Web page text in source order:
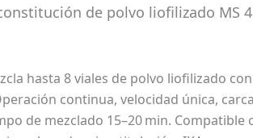
de polvo liofilizado MS
hasta 8 viales de polvo liofilizado
continua, velocidad única,
de mezclado 15–20 min. Compatible